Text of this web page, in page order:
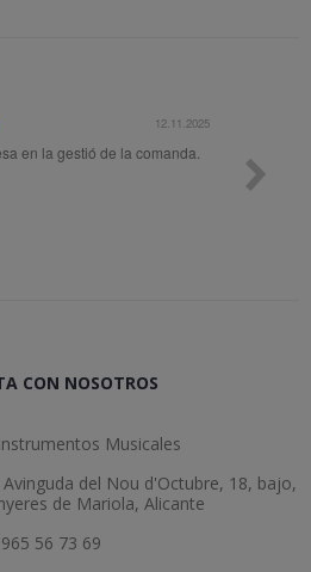
ok
CON NOSOTROS
Musicales
Avinguda del Nou d'Octubre, 18, bajo,
de Mariola, Alicante
56 73 69